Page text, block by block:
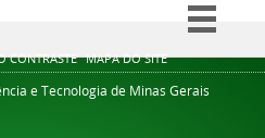
CONTRASTE MAPA DO SITE
Simplifique!
Comunica BR
e Tecnologia de Minas Gerais